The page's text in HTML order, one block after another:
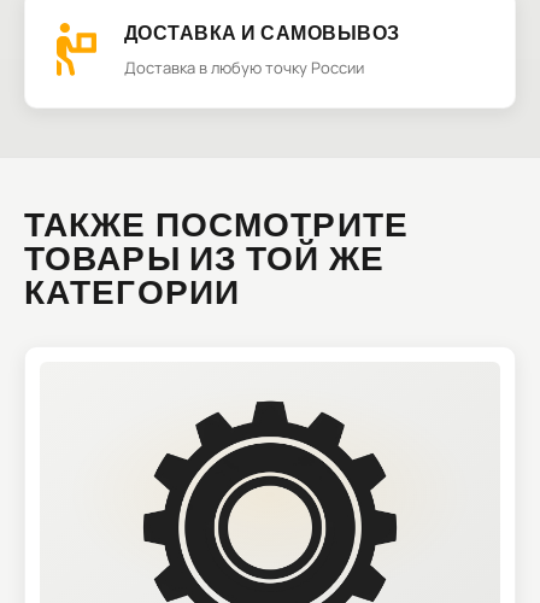
ДОСТАВКА И САМОВЫВОЗ
Доставка в любую точку России
ТАКЖЕ ПОСМОТРИТЕ
ТОВАРЫ ИЗ ТОЙ ЖЕ
КАТЕГОРИИ